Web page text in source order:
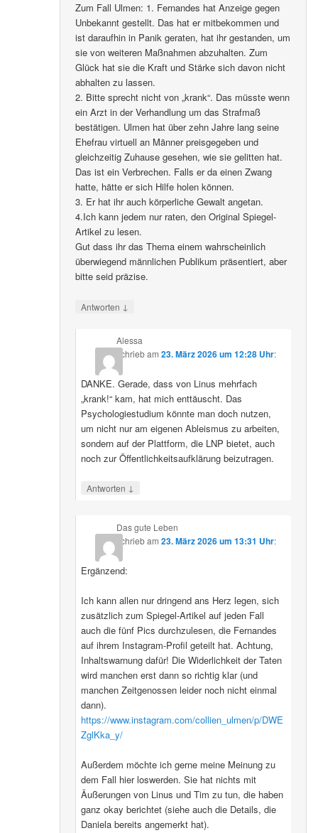
Zum Fall Ulmen: 1. Fernandes hat Anzeige gegen
Unbekannt gestellt. Das hat er mitbekommen und
ist daraufhin in Panik geraten, hat ihr gestanden, um
sie von weiteren Maßnahmen abzuhalten. Zum
Glück hat sie die Kraft und Stärke sich davon nicht
abhalten zu lassen.
2. Bitte sprecht nicht von „krank“. Das müsste wenn
ein Arzt in der Verhandlung um das Strafmaß
bestätigen. Ulmen hat über zehn Jahre lang seine
Ehefrau virtuell an Männer preisgegeben und
gleichzeitig Zuhause gesehen, wie sie gelitten hat.
Das ist ein Verbrechen. Falls er da einen Zwang
hatte, hätte er sich Hilfe holen können.
3. Er hat ihr auch körperliche Gewalt angetan.
4.Ich kann jedem nur raten, den Original Spiegel-
Artikel zu lesen.
Gut dass ihr das Thema einem wahrscheinlich
überwiegend männlichen Publikum präsentiert, aber
bitte seid präzise.
Antworten ↓
Alessa
schriebam 23. März 2026 um 12:28 Uhr:
DANKE. Gerade, dass von Linus mehrfach
„krank!“ kam, hat mich enttäuscht. Das
Psychologiestudium könnte man doch nutzen,
um nicht nur am eigenen Ableismus zu arbeiten,
sondern auf der Plattform, die LNP bietet, auch
noch zur Öffentlichkeitsaufklärung beizutragen.
Antworten ↓
Das gute Leben
schriebam 23. März 2026 um 13:31 Uhr:
Ergänzend:
Ich kann allen nur dringend ans Herz legen, sich
zusätzlich zum Spiegel-Artikel auf jeden Fall
auch die fünf Pics durchzulesen, die Fernandes
auf ihrem Instagram-Profil geteilt hat. Achtung,
Inhaltswarnung dafür! Die Widerlichkeit der Taten
wird manchen erst dann so richtig klar (und
manchen Zeitgenossen leider noch nicht einmal
dann).
https://www.instagram.com/collien_ulmen/p/DWE
ZglKka_y/
Außerdem möchte ich gerne meine Meinung zu
dem Fall hier loswerden. Sie hat nichts mit
Äußerungen von Linus und Tim zu tun, die haben
ganz okay berichtet (siehe auch die Details, die
Daniela bereits angemerkt hat).